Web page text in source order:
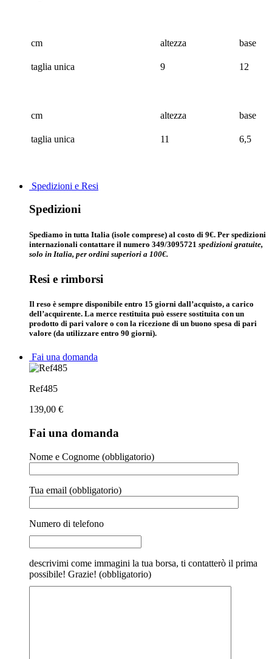
cm altezza base
taglia unica 9 12
cm altezza base
taglia unica 11 6,5
Spedizioni e Resi
Spedizioni
Spediamo in tutta Italia (isole comprese) al costo di 9€. Per spedizioni
internazionali contattare il numero 349/3095721 spedizioni gratuite,
solo in Italia, per ordini superiori a 100€.
Resi e rimborsi
Il reso è sempre disponibile entro 15 giorni dall’acquisto, a carico
dell’acquirente. La merce restituita può essere sostituita con un
prodotto di pari valore o con la ricezione di un buono spesa di pari
valore (da utilizzare entro 90 giorni).
Fai una domanda
Ref485
139,00 €
Fai una domanda
Nome e Cognome (obbligatorio)
Tua email (obbligatorio)
Numero di telefono
descrivimi come immagini la tua borsa, ti contatterò il prima
possibile! Grazie! (obbligatorio)